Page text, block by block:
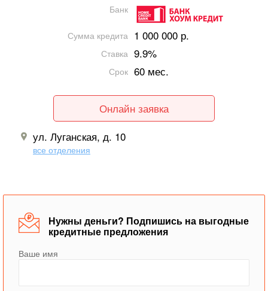
Банк
Сумма кредита 1 000 000 р.
Ставка 9.9%
Срок 60 мес.
Онлайн заявка
ул. Луганская, д. 10
все отделения
Нужны деньги? Подпишись на выгодные
кредитные предложения
Ваше имя